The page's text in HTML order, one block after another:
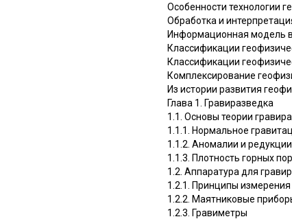
Особенности технологии
Обработка и
Информационная модель
Классификации
Классификации
Комплексирование
Из истории развития
Глава 1. Гравиразведка
1.1. Основы теории
1.1.1. Нормальное
1.1.2. Аномалии и
1.1.3. Плотность горных
1.2. Аппаратура для
1.2.1. Принципы
1.2.2. Маятниковые
1.2.3. Гравиметры